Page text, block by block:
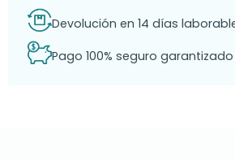
Devolución en 14 días
Pago 100% seguro garantizado